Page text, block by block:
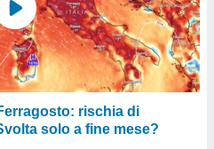
rischia di
solo a fine mese?